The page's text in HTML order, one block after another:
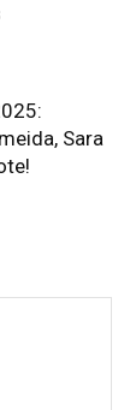
Sara